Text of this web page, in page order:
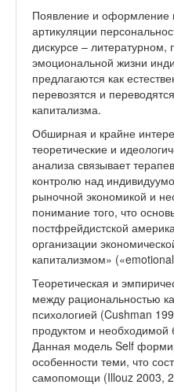
Появление и оформление
артикуляции
дискурсе –
эмоциональной жизни
предлагаются как
перевозятся и
капитализма.
Обширная и крайне
теоретические и
анализа связывает
контролю над
рыночной экономикой и
понимание того, что
постфрейдистской
организации
капитализмом»
Теоретическая и
между рациональностью
психологией (Cushman
продуктом и необходимой
Данная модель Self
особенности теми, что
самопомощи (Illouz 2003,